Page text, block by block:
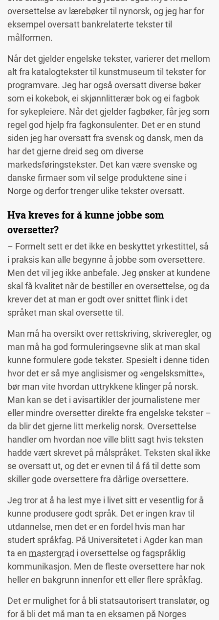
oversettelse av lærebøker til nynorsk, og jeg har for
eksempel oversatt bankrelaterte tekster til
målformen.
Når det gjelder engelske tekster, varierer det mellom
alt fra katalogtekster til kunstmuseum til tekster for
programvare. Jeg har også oversatt diverse bøker
som ei kokebok, ei skjønnlitterær bok og ei fagbok
for sykepleiere. Når det gjelder fagbøker, får jeg som
regel god hjelp fra fagkonsulenter. Det er en stund
siden jeg har oversatt fra svensk og dansk, men da
har det gjerne dreid seg om diverse
markedsføringstekster. Det kan være svenske og
danske firmaer som vil selge produktene sine i
Norge og derfor trenger ulike tekster oversatt.
Hva kreves for å kunne jobbe som
oversetter?
– Formelt sett er det ikke en beskyttet yrkestittel, så
i praksis kan alle begynne å jobbe som oversettere.
Men det vil jeg ikke anbefale. Jeg ønsker at kundene
skal få kvalitet når de bestiller en oversettelse, og da
krever det at man er godt over snittet flink i det
språket man skal oversette til.
Man må ha oversikt over rettskriving, skriveregler, og
man må ha god formuleringsevne slik at man skal
kunne formulere gode tekster. Spesielt i denne tiden
hvor det er så mye anglisismer og «engelsksmitte»,
bør man vite hvordan uttrykkene klinger på norsk.
Man kan se det i avisartikler der journalistene mer
eller mindre oversetter direkte fra engelske tekster –
da blir det gjerne litt merkelig norsk. Oversettelse
handler om hvordan noe ville blitt sagt hvis teksten
hadde vært skrevet på målspråket. Teksten skal ikke
se oversatt ut, og det er evnen til å få til dette som
skiller gode oversettere fra dårlige oversettere.
Jeg tror at å ha lest mye i livet sitt er vesentlig for å
kunne produsere godt språk. Det er ingen krav til
utdannelse, men det er en fordel hvis man har
studert språkfag. På Universitetet i Agder kan man
ta en mastergrad i oversettelse og fagspråklig
kommunikasjon. Men de fleste oversettere har nok
heller en bakgrunn innenfor ett eller flere språkfag.
Det er mulighet for å bli statsautorisert translatør, og
for å bli det må man ta en eksamen på Norges